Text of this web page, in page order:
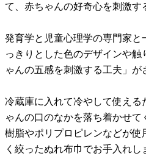
て、赤ちゃんの好奇心を刺激す
発育学と児童心理学の専門家
っきりとした色のデザインや
ゃんの五感を刺激する工夫」が
冷蔵庫に入れて冷やして使える
ゃんの口のなかを落ち着かせ
樹脂やポリプロピレンなどが使
く絞ったぬれ布巾でお手入れし